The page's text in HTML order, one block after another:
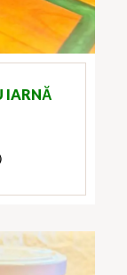
IARNĂ